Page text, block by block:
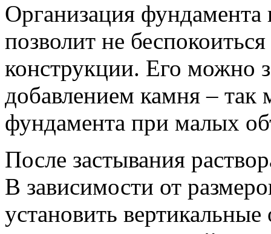
Организация фундамента
позволит не
конструкции. Его можно
добавлением камня –
фундамента при малых
После застывания
В зависимости от
установить